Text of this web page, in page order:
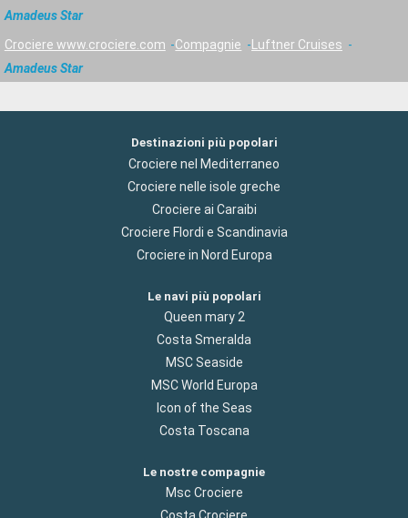
Amadeus Star
Crociere www.crociere.com Compagnie
Luftner Cruises
Amadeus Star
Destinazioni più popolari
Crociere nel Mediterraneo
Crociere nelle isole greche
Crociere ai Caraibi
Crociere Flordi e Scandinavia
Crociere in Nord Europa
Le navi più popolari
Queen mary 2
Costa Smeralda
MSC Seaside
MSC World Europa
Icon of the Seas
Costa Toscana
Le nostre compagnie
Msc Crociere